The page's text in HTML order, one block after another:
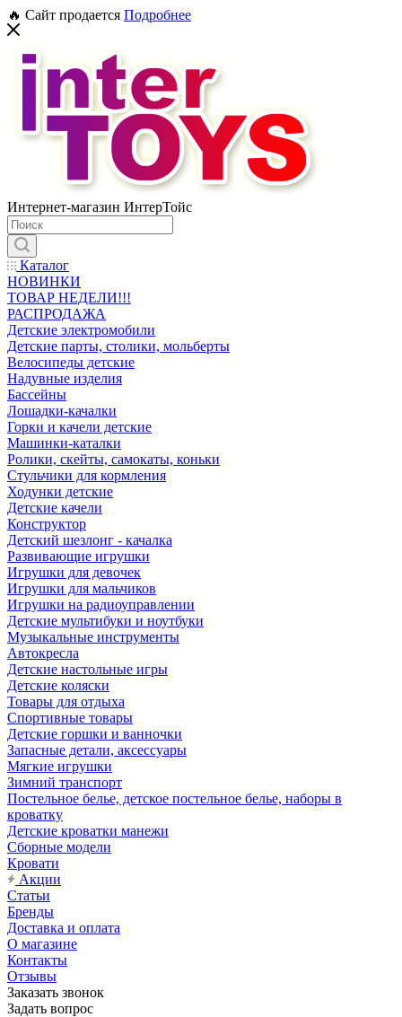
🔥 Сайт продается Подробнее
Интернет-магазин ИнтерТойс
Каталог
НОВИНКИ
ТОВАР НЕДЕЛИ!!!
РАСПРОДАЖА
Детские электромобили
Детские парты, столики, мольберты
Велосипеды детские
Надувные изделия
Бассейны
Лошадки-качалки
Горки и качели детские
Машинки-каталки
Ролики, скейты, самокаты, коньки
Стульчики для кормления
Ходунки детские
Детские качели
Конструктор
Детский шезлонг - качалка
Развивающие игрушки
Игрушки для девочек
Игрушки для мальчиков
Игрушки на радиоуправлении
Детские мультибуки и ноутбуки
Музыкальные инструменты
Автокресла
Детские настольные игры
Детские коляски
Товары для отдыха
Спортивные товары
Детские горшки и ванночки
Запасные детали, аксессуары
Мягкие игрушки
Зимний транспорт
Постельное белье, детское постельное белье, наборы в
кроватку
Детские кроватки манежи
Сборные модели
Кровати
Акции
Статьи
Бренды
Доставка и оплата
О магазине
Контакты
Отзывы
Заказать звонок
Задать вопрос